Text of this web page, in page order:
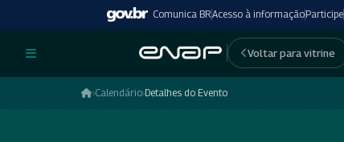
Comunica BRAcesso à informaçãoParticipe
Voltar para vitrine
›Calendário›Detalhes do Evento